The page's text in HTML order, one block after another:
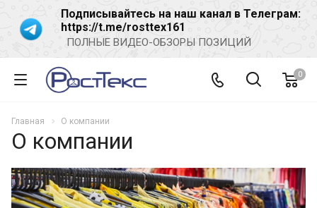
Подписывайтесь на наш канал в Телеграм:
https://t.me/rosttex161
ПОЛНЫЕ ВИДЕО-ОБЗОРЫ ПОЗИЦИЙ
0
Главная О компании
О компании